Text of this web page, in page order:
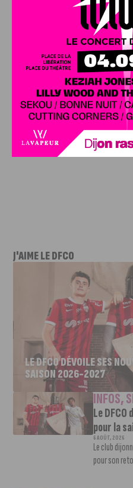
J'AIME LE DFCO
LE DFCO DÉVOILE SES
SAISON 2026-2027
INFOS,
Le
pour la
6 AOÛT, 2026
Le club
pour son